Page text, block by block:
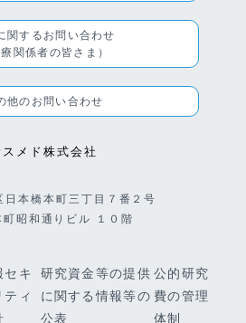
関するお問い合わせ
療関係者の皆さま）
他のお問い合わせ
スメド株式会社
日本橋本町三丁目７番２号
町昭和通りビル １０階
セキ
ティ
研究資金等の提供
に関する情報等の
公表
公的研究
費の管理
体制